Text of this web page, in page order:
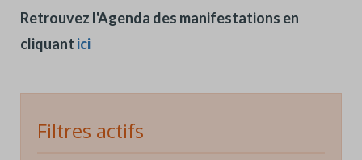
Retrouvez l'Agenda des manifestations en
cliquant ici
Filtres actifs